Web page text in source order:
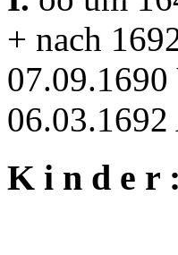
+ nach
K i n d e r :